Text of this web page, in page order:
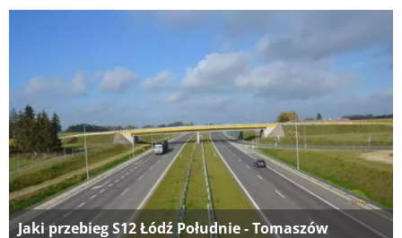
Jaki przebieg S12 Łódź Południe - Tomaszów